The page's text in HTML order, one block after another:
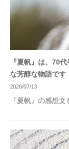
『夏帆』は、70
な芳醇な物語です
2026/07/13
『夏帆』の感想